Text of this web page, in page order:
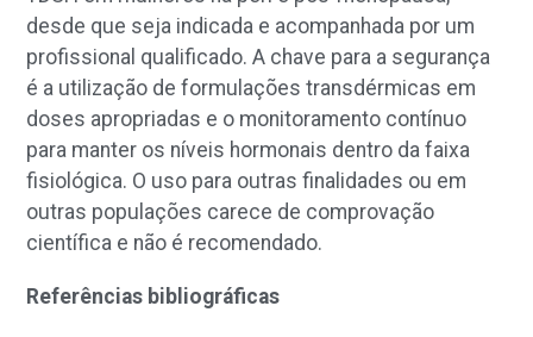
desde que seja indicada e acompanhada por um
profissional qualificado. A chave para a segurança
é a utilização de formulações transdérmicas em
doses apropriadas e o monitoramento contínuo
para manter os níveis hormonais dentro da faixa
fisiológica. O uso para outras finalidades ou em
outras populações carece de comprovação
científica e não é recomendado.
Referências bibliográficas